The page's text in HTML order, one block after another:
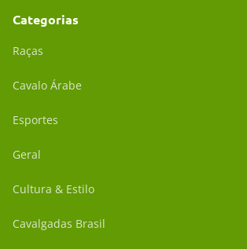
Categorias
Raças
Cavalo Árabe
Esportes
Geral
Cultura & Estilo
Cavalgadas Brasil